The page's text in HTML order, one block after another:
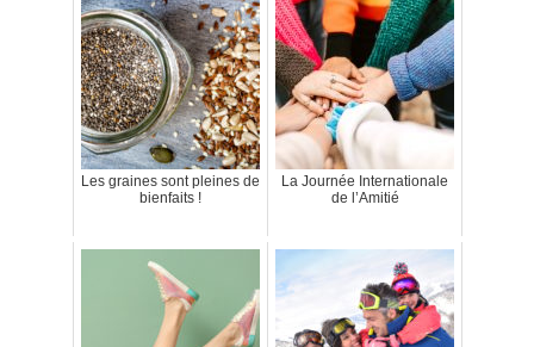
Les graines sont pleines de
bienfaits !
La Journée Internationale
de l’Amitié